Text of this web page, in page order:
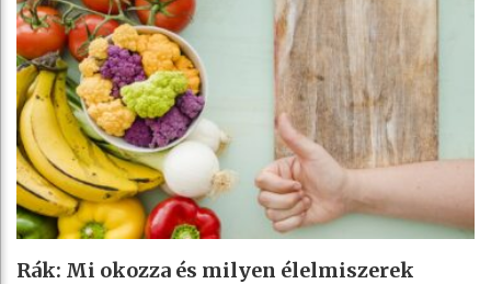
Rák: Mi okozza és milyen élelmiszerek